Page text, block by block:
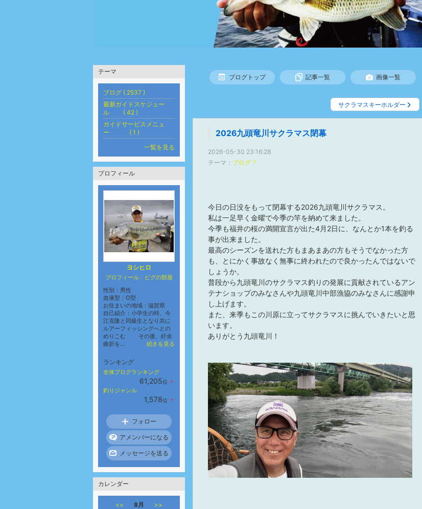
ブログトップ 記事一覧 画像一覧
サクラマスキーホルダー
2026九頭竜川サクラマス閉幕
2026-05-30 23:16:28
テーマ： ブログ
今日の日没をもって閉幕する2026九頭竜川サクラマス。
私は一足早く金曜で今季の竿を納めて来ました。
今季も福井の桜の満開宣言が出た4月2日に、なんとか1本を釣る
事が出来ました。
最高のシーズンを送れた方もまあまあの方もそうでなかった方
も、とにかく事故なく無事に終われたので良かったんではないで
しょうか。
普段から九頭竜川のサクラマス釣りの発展に貢献されているアン
テナショップのみなさんや九頭竜川中部漁協のみなさんに感謝申
し上げます。
また、来季もこの川原に立ってサクラマスに挑んでいきたいと思
います。
ありがとう九頭竜川！
テーマ
ブログ ( 2537 )
最新ガイドスケジュー
ル ( 42 )
ガイドサービスメニュ
ー ( 1 )
一覧を見る
プロフィール
ヨシヒロ
プロフィール ｜ ピグの部屋
性別： 男性
血液型： O型
お住まいの地域： 滋賀県
自己紹介：小学生の時、今
江克隆と同級生となり共に
ルアーフィッシングへとの
めりこむ その後、紆余
曲折を...
続きを見る
ランキング
全体ブログランキング
61,205位 ↑
釣りジャンル
1,578位 ↑
フォロー
アメンバーになる
メッセージを送る
カレンダー
<< 8月
>>